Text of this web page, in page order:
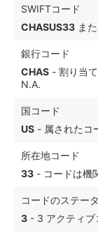
SWIFTコード
CHASUS33 ま
銀行コード
CHAS - 割り当
N.A.
国コード
US - 属されたコ
所在地コード
33 - コードは機
コードのステー
3 - 3 アクティブ